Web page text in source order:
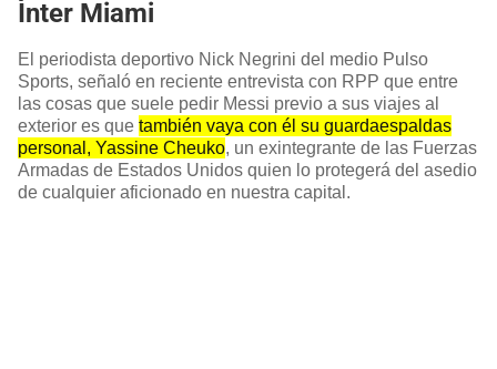
Inter Miami
El periodista deportivo Nick Negrini del medio Pulso
Sports, señaló en reciente entrevista con RPP que entre
las cosas que suele pedir Messi previo a sus viajes al
exterior es que también vaya con él su guardaespaldas
personal, Yassine Cheuko, un exintegrante de las Fuerzas
Armadas de Estados Unidos quien lo protegerá del asedio
de cualquier aficionado en nuestra capital.